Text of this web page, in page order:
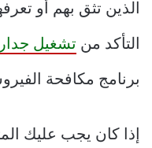
الذين تثق بهم أو
التأكد من تشغيل جدار
برنامج مكافحة
إذا كان يجب عليك